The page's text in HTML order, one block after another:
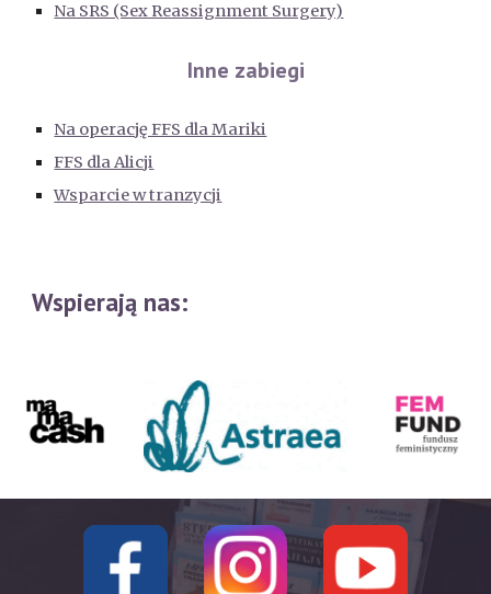
Na SRS (Sex Reassignment Surgery)
Inne zabiegi
Na operację FFS dla Mariki
FFS dla Alicji
Wsparcie w tranzycji
Wspierają nas: